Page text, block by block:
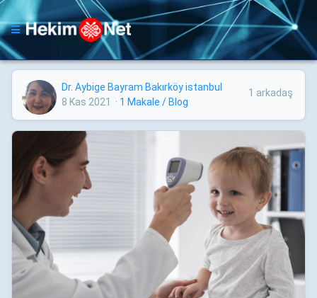
Dr. Aybige Bayram Bakırköy istanbul
8 Kas 2021
· 1 Makale / Blog
1 arkadaş